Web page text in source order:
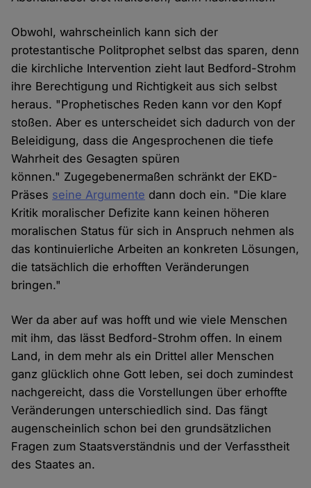
Obwohl, wahrscheinlich kann sich der
protestantische Politprophet selbst das sparen, denn
die kirchliche Intervention zieht laut Bedford-Strohm
ihre Berechtigung und Richtigkeit aus sich selbst
heraus. "Prophetisches Reden kann vor den Kopf
stoßen. Aber es unterscheidet sich dadurch von der
Beleidigung, dass die Angesprochenen die tiefe
Wahrheit des Gesagten spüren
können." Zugegebenermaßen schränkt der EKD-
Präses seine Argumente dann doch ein. "Die klare
Kritik moralischer Defizite kann keinen höheren
moralischen Status für sich in Anspruch nehmen als
das kontinuierliche Arbeiten an konkreten Lösungen,
die tatsächlich die erhofften Veränderungen
bringen."
Wer da aber auf was hofft und wie viele Menschen
mit ihm, das lässt Bedford-Strohm offen. In einem
Land, in dem mehr als ein Drittel aller Menschen
ganz glücklich ohne Gott leben, sei doch zumindest
nachgereicht, dass die Vorstellungen über erhoffte
Veränderungen unterschiedlich sind. Das fängt
augenscheinlich schon bei den grundsätzlichen
Fragen zum Staatsverständnis und der Verfasstheit
des Staates an.